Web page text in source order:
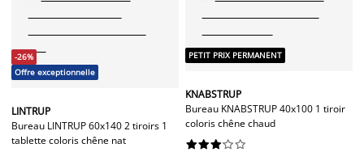
-26%
Offre exceptionnelle
LINTRUP
Bureau LINTRUP 60x140 2 tiroirs 1
tablette coloris chêne nat
PETIT PRIX PERMANENT
KNABSTRUP
Bureau KNABSTRUP 40x100 1 tiroir
coloris chêne chaud





